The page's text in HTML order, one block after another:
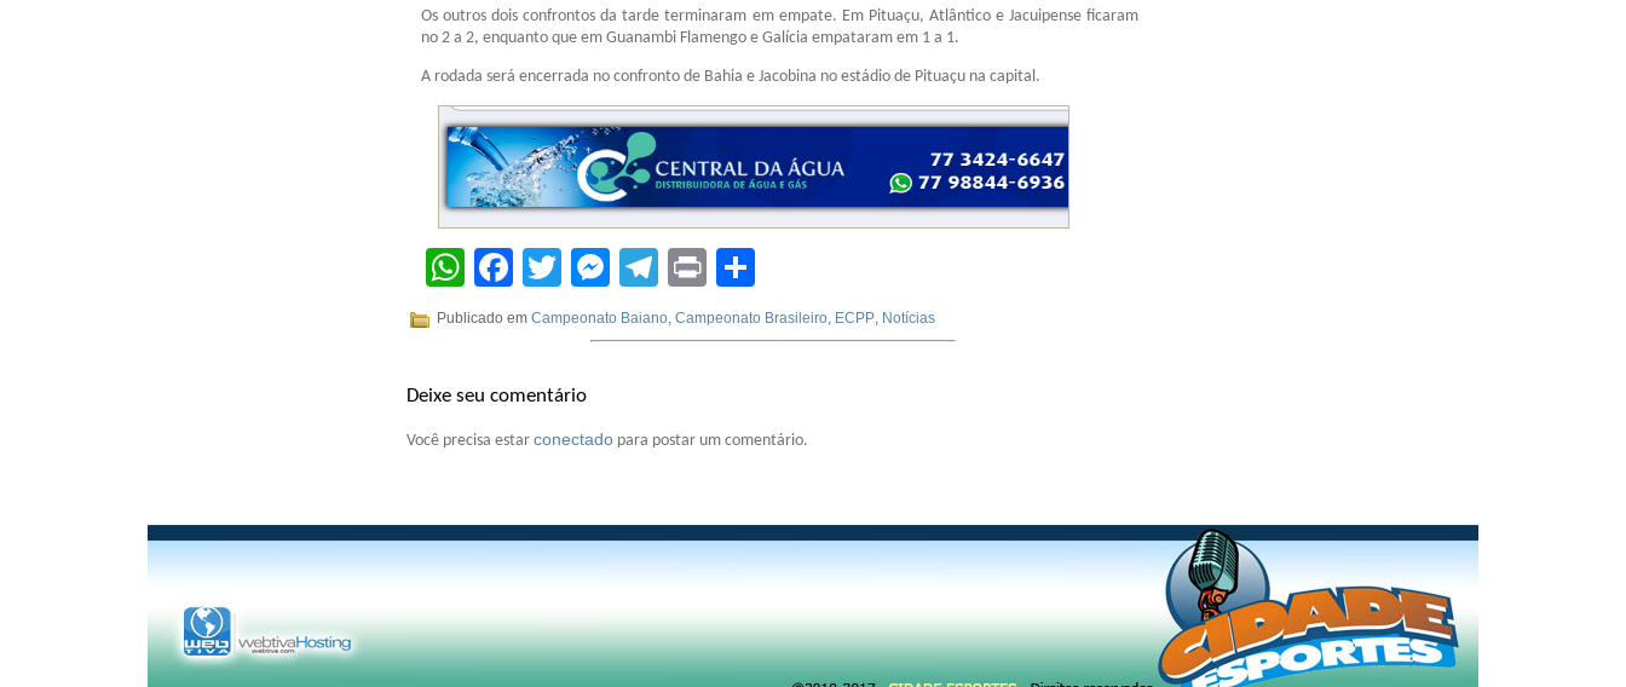
Os outros dois confrontos da tarde terminaram em empate. Em Pituaçu, Atlântico e Jacuipense ficaram
no 2 a 2, enquanto que em Guanambi Flamengo e Galícia empataram em 1 a 1.
A rodada será encerrada no confronto de Bahia e Jacobina no estádio de Pituaçu na capital.
WhatsApp
Facebook
Twitter
Messenger
Telegram
Print
Publicado em Campeonato Baiano Campeonato Brasileiro ECPP Notícias
Deixe seu comentário
Você precisa estar conectado para postar um comentário.